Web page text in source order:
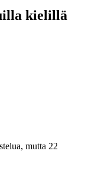
kielillä
mutta 22